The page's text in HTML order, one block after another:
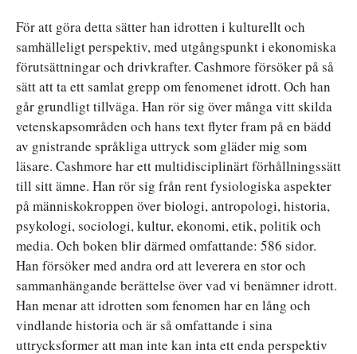
För att göra detta sätter han idrotten i kulturellt och
samhälleligt perspektiv, med utgångspunkt i ekonomiska
förutsättningar och drivkrafter. Cashmore försöker på så
sätt att ta ett samlat grepp om fenomenet idrott. Och han
går grundligt tillväga. Han rör sig över många vitt skilda
vetenskapsområden och hans text flyter fram på en bädd
av gnistrande språkliga uttryck som gläder mig som
läsare. Cashmore har ett multidisciplinärt förhållningssätt
till sitt ämne. Han rör sig från rent fysiologiska aspekter
på människokroppen över biologi, antropologi, historia,
psykologi, sociologi, kultur, ekonomi, etik, politik och
media. Och boken blir därmed omfattande: 586 sidor.
Han försöker med andra ord att leverera en stor och
sammanhängande berättelse över vad vi benämner idrott.
Han menar att idrotten som fenomen har en lång och
vindlande historia och är så omfattande i sina
uttrycksformer att man inte kan inta ett enda perspektiv